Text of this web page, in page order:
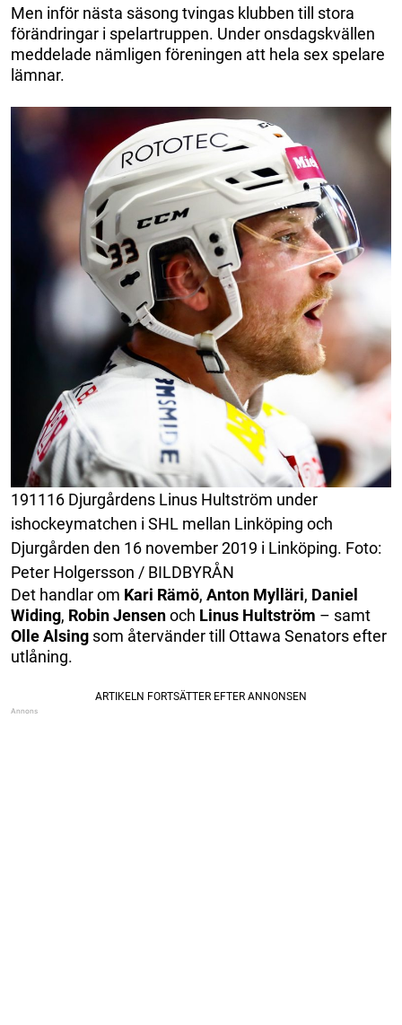
Men inför nästa säsong tvingas klubben till stora
förändringar i spelartruppen. Under onsdagskvällen
meddelade nämligen föreningen att hela sex spelare
lämnar.
191116 Djurgårdens Linus Hultström under
ishockeymatchen i SHL mellan Linköping och
Djurgården den 16 november 2019 i Linköping. Foto:
Peter Holgersson / BILDBYRÅN
Det handlar om Kari Rämö, Anton Mylläri, Daniel
Widing, RobinJensenoch Linus Hultström – samt
OlleAlsing som återvänder till Ottawa Senators efter
utlåning.